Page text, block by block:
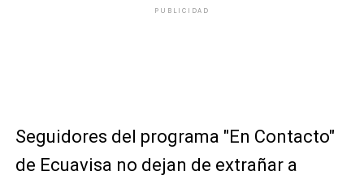
PUBLICIDAD
Seguidores del programa "En Contacto"
de Ecuavisa no dejan de extrañar a